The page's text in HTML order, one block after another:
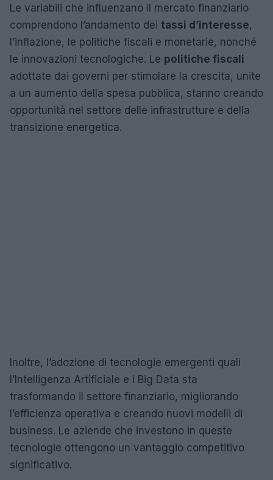
Le variabili che influenzano il mercato finanziario
comprendono l’andamento dei tassi d’interesse,
l’inflazione, le politiche fiscali e monetarie, nonché
le innovazioni tecnologiche. Le politiche fiscali
adottate dai governi per stimolare la crescita, unite
a un aumento della spesa pubblica, stanno creando
opportunità nel settore delle infrastrutture e della
transizione energetica.
Inoltre, l’adozione di tecnologie emergenti quali
l’Intelligenza Artificiale e i Big Data sta
trasformando il settore finanziario, migliorando
l’efficienza operativa e creando nuovi modelli di
business. Le aziende che investono in queste
tecnologie ottengono un vantaggio competitivo
significativo.